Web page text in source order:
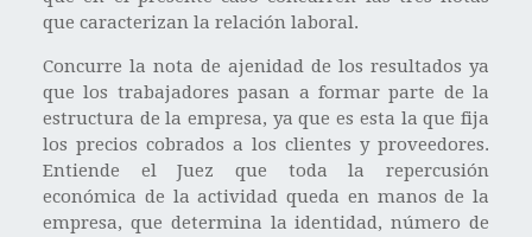
que caracterizan la relación laboral.
Concurre la nota de ajenidad de los resultados ya
que los trabajadores pasan a formar parte de la
estructura de la empresa, ya que es esta la que fija
los precios cobrados a los clientes y proveedores.
Entiende el Juez que toda la repercusión
económica de la actividad queda en manos de la
empresa, que determina la identidad, número de